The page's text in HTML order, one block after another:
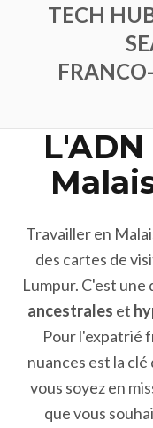
TECH
Travailler en
des cartes de
Lumpur. C'est une
ancestrales et
Pour l'expatrié
nuances est la
vous soyez en
que vous